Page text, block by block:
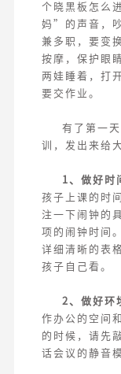
个晓黑板怎
妈”的声音，
兼多职，要变
按摩，保护眼
两娃睡着，打
要交作业。
有了第一
训，发出来给
1、做好时
孩子上课的时
注一下闹钟的
项的闹钟时间
详细清晰的表
孩子自己看。
2、做好环
作办公的空间
的时候，请先
话会议的静音